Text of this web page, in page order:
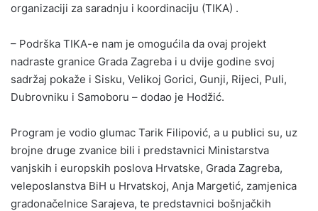
organizaciji za saradnju i koordinaciju (TIKA) .
– Podrška TIKA-e nam je omogućila da ovaj projekt
nadraste granice Grada Zagreba i u dvije godine svoj
sadržaj pokaže i Sisku, Velikoj Gorici, Gunji, Rijeci, Puli,
Dubrovniku i Samoboru – dodao je Hodžić.
Program je vodio glumac Tarik Filipović, a u publici su, uz
brojne druge zvanice bili i predstavnici Ministarstva
vanjskih i europskih poslova Hrvatske, Grada Zagreba,
veleposlanstva BiH u Hrvatskoj, Anja Margetić, zamjenica
gradonačelnice Sarajeva, te predstavnici bošnjačkih